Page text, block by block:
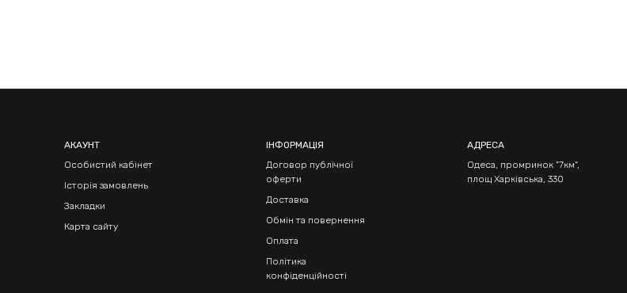
АКАУНТ
Особистий кабінет
Історія замовлень
Закладки
Карта сайту
ІНФОРМАЦІЯ
Договор публічної
оферти
Доставка
Обмін та повернення
Оплата
Політика
конфіденційності
АДРЕСА
Одеса, промринок "7км",
площ Харківська, 330